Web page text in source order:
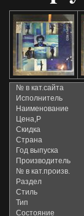
№ в кат.сайта
Исполнитель
Наименование
Цена,Р
Скидка
Страна
Год выпуска
Производитель
№ в кат.произв.
Раздел
Стиль
Тип
Состояние